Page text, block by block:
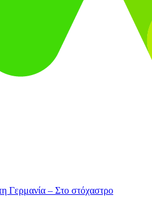
Γερμανία – Στο στόχαστρο